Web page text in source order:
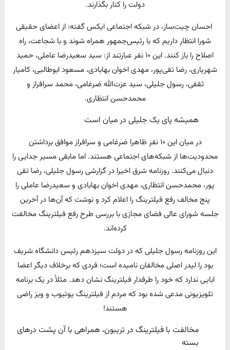
دولت را کنار بگذارند.
احسان‌ چیت‌ساز، در شبکه اجتماعی ایکس گفته: از اعضای حقیقی
شورا انتظار داریم که با رئیس‌جمهور همراه شوند و با شجاعت، راه
اصلاح را باز کنند. این ۱۰ نفر عبارتند از: سید سعیدرضا عاملی، حمید
شهریاری، رضا تقی‌پور، مهدی اخوان بهابادی، مسعود ابوطالبی، کامیار
ثقفی، رسول جلیلی، سید عزت‌الله ضرغامی، محمد سرافراز و
محمدحسن انتظاری.
همیشه پای یک جلیلی در میان است
در میان این ۱۰ نفر ظاهرا ضرغامی و سرافراز موافق برداشتن
محدودیت‌ها از شبکه‌های اجتماعی هستند. اما مابقی مسیر جدایی را
دنبال می‌کنند. روزنامه شرق اخیرا در گزارشی رسول جلیلی، رضا تقی
پور، محمدحسن انتظاری، مهدی اخوان بهابادی و سعیدرضا عاملی را
پنج مخالف رفع فیلترینگ را اعلام کرد و نوشت که آن‌ها در آخرین
جلسه شورای عالی فضای مجازی با بررسی طرح رفع فیلترینگ مخالفت
کرده‌اند.
این روزنامه رسول جلیلی که در دولت سیزدهم رئیس دانشگاه شریف
بود را لیدر اصلی مخالفان نامیده است؛ فردی که برخلاف دیگر اعضا
ابایی ندارد که خود را طرفدار فیلترینگ نشان دهد. مثلاً در یک برنامه
تلویزیونی مدعی شده بود که مردم از فیلترینگ یوتیوب و ویز راضی
هستند!
مخالفت با فیلترینگ در تریبون، همراهی با آن پشت درهای
بسته